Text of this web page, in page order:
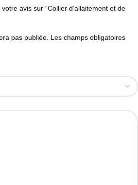
avis sur “Collier d’allaitement et de
pas publiée. Les champs obligatoires